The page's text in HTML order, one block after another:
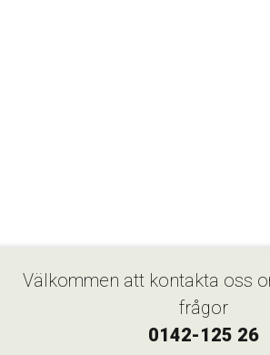
Välkommen att kontakta oss
frågor
0142-125 26